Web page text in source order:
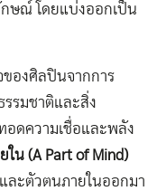
ษณ์ โดยแบ่งออกเป็น
องศิลปินจากการ
รมชาติและสิ่ง
อดความเชื่อและพลัง
ใน (A Part of Mind)
ละตัวตนภายในออกมา